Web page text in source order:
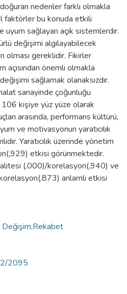
nedenler farklı olmakla
faktörler bu konuda etkili
uyum sağlayan açık sistemlerdir.
değişimi algılayabilecek
olması gereklidir. Fikirler
açısından önemli olmakla
sağlamak olanaksızdır.
sanayinde çoğunluğu
kişiye yüz yüze olarak
arasında, performans kültürü,
ve motivasyonun yaratıcılık
Yaratıcılık üzerinde yönetim
etkisi görünmektedir.
(,000)/korelasyon(,940) ve
anlamlı etkisi
2095